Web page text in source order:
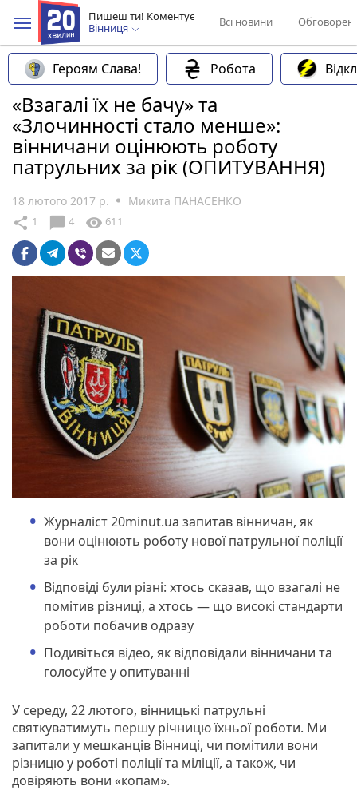
Пишеш ти! Коментує
Вінниця
Всі новини
Героям Слава! Робота
«Взагалі їх не бачу» та
«Злочинності стало менше»:
вінничани оцінюють роботу
патрульних за рік (ОПИТУВАННЯ)
18 лютого 2017 р. Микита ПАНАСЕНКО
share 1 chat_bubble 4 visibility 611
Журналіст 20minut.ua запитав вінничан, як
вони оцінюють роботу нової патрульної поліції
за рік
Відповіді були різні: хтось сказав, що взагалі не
помітив різниці, а хтось — що високі стандарти
роботи побачив одразу
Подивіться відео, як відповідали вінничани та
голосуйте у опитуванні
У середу, 22 лютого, вінницькі патрульні
святкуватимуть першу річницю їхньої роботи. Ми
запитали у мешканців Вінниці, чи помітили вони
різницю у роботі поліції та міліції, а також, чи
довіряють вони «копам».